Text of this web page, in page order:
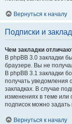
Вернуться к началу
Подписки и
Чем закладки
В phpBB 3.0 закладки
браузере. Вы не
В phpBB 3.1 закладки
получать уведомления
закладках. В случае
изменениях в теме или
подписок можно задать
Вернуться к началу